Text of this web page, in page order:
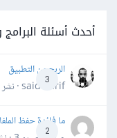
أحدث أسئلة البرامج
3
الربح من التطبيق
said darif · نشر
2
ما فائدة حفظ